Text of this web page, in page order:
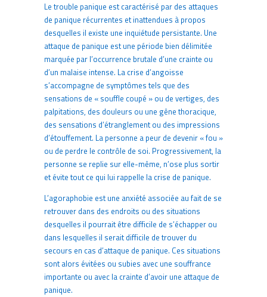
Le trouble panique est caractérisé par des attaques
de panique récurrentes et inattendues à propos
desquelles il existe une inquiétude persistante. Une
attaque de panique est une période bien délimitée
marquée par l’occurrence brutale d’une crainte ou
d’un malaise intense. La crise d’angoisse
s’accompagne de symptômes tels que des
sensations de « souffle coupé » ou de vertiges, des
palpitations, des douleurs ou une gêne thoracique,
des sensations d’étranglement ou des impressions
d’étouffement. La personne a peur de devenir « fou »
ou de perdre le contrôle de soi. Progressivement, la
personne se replie sur elle-même, n’ose plus sortir
et évite tout ce qui lui rappelle la crise de panique.
L’agoraphobie est une anxiété associée au fait de se
retrouver dans des endroits ou des situations
desquelles il pourrait être difficile de s’échapper ou
dans lesquelles il serait difficile de trouver du
secours en cas d’attaque de panique. Ces situations
sont alors évitées ou subies avec une souffrance
importante ou avec la crainte d’avoir une attaque de
panique.